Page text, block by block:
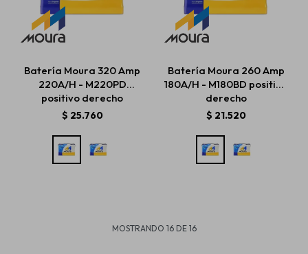
Batería Moura 320 Amp
220A/H - M220PD
positivo derecho
$ 25.760
Batería Moura 260 Amp
180A/H - M180BD positivo
derecho
$ 21.520
MOSTRANDO 16DE 16